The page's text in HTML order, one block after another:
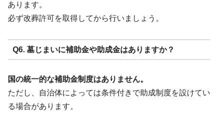
あります。
必ず改葬許可を取得してから行いましょう。
Q6. 墓じまいに補助金や助成金はありますか？
国の統一的な補助金制度はありません。
ただし、自治体によっては条件付きで助成制度を設けてい
る場合があります。